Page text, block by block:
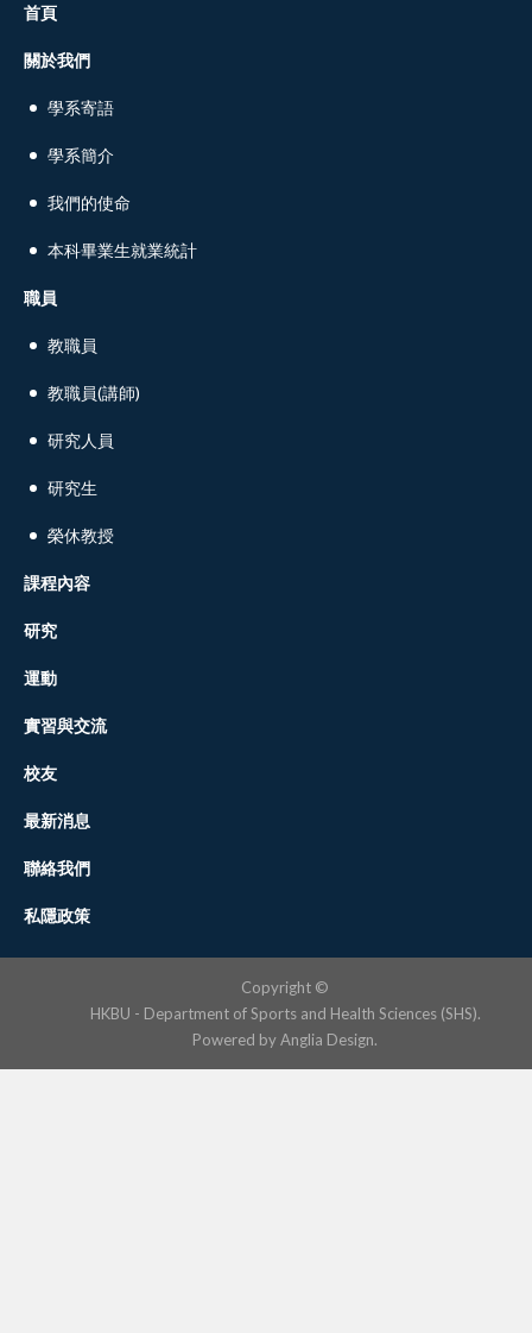
首頁
關於我們
學系寄語
學系簡介
我們的使命
本科畢業生就業統計
職員
教職員
教職員(講師)
研究人員
研究生
榮休教授
課程內容
研究
運動
實習與交流
校友
最新消息
聯絡我們
私隱政策
Copyright ©
HKBU - Department of Sports and Health Sciences (SHS).
Powered byAnglia Design.